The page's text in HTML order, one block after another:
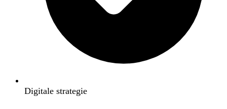
Digitale strategie